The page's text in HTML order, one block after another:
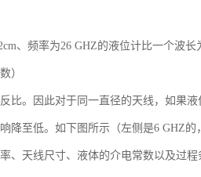
、频率为26 GHZ的液位计比一个波长
）
比。因此对于同一直径的天线，如果
降至低。如下图所示（左侧是6 GHZ的
、天线尺寸、液体的介电常数以及过